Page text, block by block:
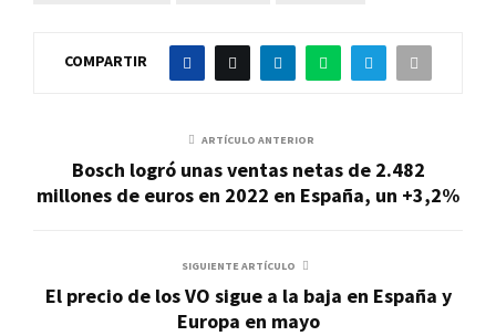
COMPARTIR
ARTÍCULO ANTERIOR
Bosch logró unas ventas netas de 2.482
millones de euros en 2022 en España, un +3,2%
SIGUIENTE ARTÍCULO
El precio de los VO sigue a la baja en España y
Europa en mayo